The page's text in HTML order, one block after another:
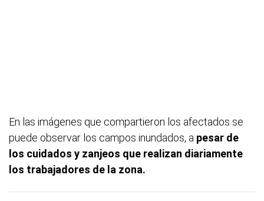
En las imágenes que compartieron los afectados se
puede observar los campos inundados, a pesar de
los cuidados y zanjeos que realizan diariamente
los trabajadores de la zona.